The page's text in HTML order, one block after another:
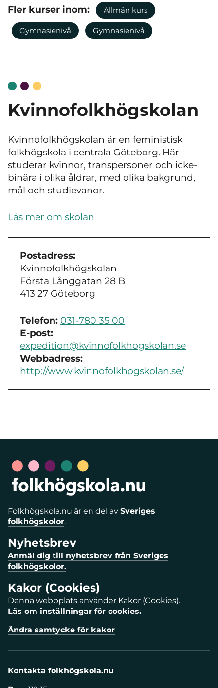
Fler kurser inom: Allmän kurs
Gymnasienivå Gymnasienivå
Kvinnofolkhögskolan
Kvinnofolkhögskolan är en feministisk
folkhögskola i centrala Göteborg. Här
studerar kvinnor, transpersoner och icke-
binära i olika åldrar, med olika bakgrund,
mål och studievanor.
Läs mer om skolan
Postadress:
Kvinnofolkhögskolan
Första Långgatan 28 B
413 27 Göteborg
Telefon: 031-780 35 00
E-post:
expedition@kvinnofolkhogskolan.se
Webbadress:
http://www.kvinnofolkhogskolan.se/
Folkhögskola.nu är en del av Sveriges
folkhögskolor.
Nyhetsbrev
Anmäl dig till nyhetsbrev från Sveriges
folkhögskolor.
Kakor (Cookies)
Denna webbplats använder Kakor (Cookies).
Läs om inställningar för cookies.
Ändra samtycke för kakor
Kontakta folkhögskola.nu